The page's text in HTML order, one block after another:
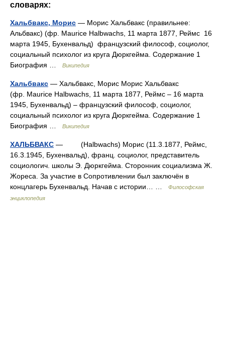
словарях:
Хальбвакс, Морис — Морис Хальбвакс (правильнее:
Альбвакс) (фр. Maurice Halbwachs, 11 марта 1877, Реймс 16
марта 1945, Бухенвальд) французский философ, социолог,
социальный психолог из круга Дюркгейма. Содержание 1
Биография …
Википедия
Хальбвакс — Хальбвакс, Морис Морис Хальбвакс
(фр. Maurice Halbwachs, 11 марта 1877, Реймс – 16 марта
1945, Бухенвальд) – французский философ, социолог,
социальный психолог из круга Дюркгейма. Содержание 1
Биография …
Википедия
ХАЛЬБВАКС — (Halbwachs) Морис (11.3.1877, Реймс,
16.3.1945, Бухенвальд), франц. социолог, представитель
социологич. школы Э. Дюркгейма. Сторонник социализма Ж.
Жореса. За участие в Сопротивлении был заключён в
концлагерь Бухенвальд. Начав с истории… …
Философская
энциклопедия